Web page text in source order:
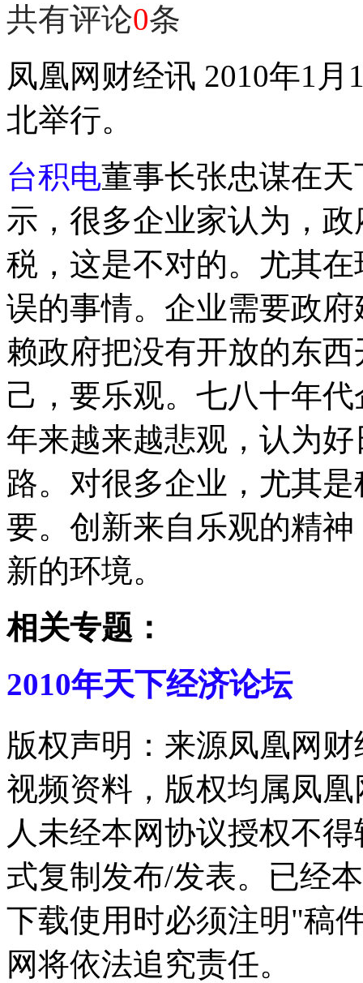
共有评论0条
凤凰网财经讯 2010年1月
北举行。
台积电董事长张忠谋在
示，很多企业家认为，
税，这是不对的。尤其
误的事情。企业需要政
赖政府把没有开放的东
己，要乐观。七八十年
年来越来越悲观，认为
路。对很多企业，尤其
要。创新来自乐观的精
新的环境。
相关专题：
2010年天下经济论坛
版权声明：来源凤凰网
视频资料，版权均属凤
人未经本网协议授权不
式复制发布/发表。已经
下载使用时必须注明"稿
网将依法追究责任。